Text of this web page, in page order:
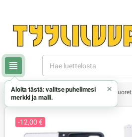
view_headline
chevron_rightSamsung chevron_rightSamsung Galaxy A12 kuoret
-12,00 €
Aloita tästä: valitse puhelimesi
merkki ja malli.
×